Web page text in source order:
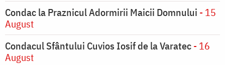
Condac la Praznicul Adormirii Maicii Domnului - 15
August
Condacul Sfântului Cuvios Iosif de la Varatec- 16
August